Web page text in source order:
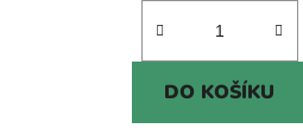
DO KOŠÍKU